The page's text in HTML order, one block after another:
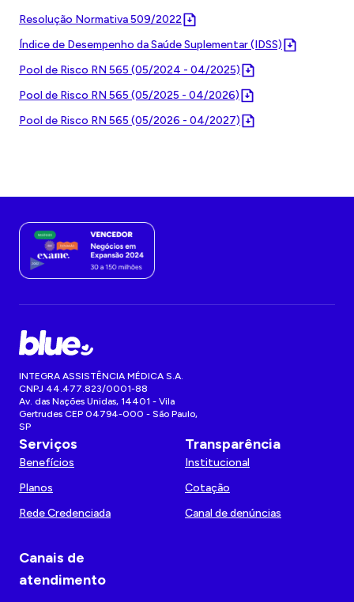
Resolução Normativa 509/2022
Índice de Desempenho da Saúde Suplementar (IDSS)
Pool de Risco RN 565 (05/2024 - 04/2025)
Pool de Risco RN 565 (05/2025 - 04/2026)
Pool de Risco RN 565 (05/2026 - 04/2027)
INTEGRA ASSISTÊNCIA MÉDICA S.A.
CNPJ 44.477.823/0001-88
Av. das Nações Unidas, 14401 - Vila
Gertrudes CEP 04794-000 - São Paulo,
SP
Serviços
Benefícios
Planos
Rede Credenciada
Transparência
Institucional
Cotação
Canal de denúncias
Canais de
atendimento